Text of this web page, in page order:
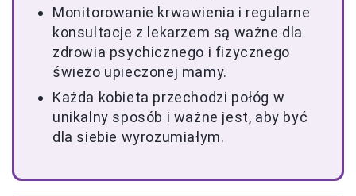
Monitorowanie krwawienia i regularne
konsultacje z lekarzem są ważne dla
zdrowia psychicznego i fizycznego
świeżo upieczonej mamy.
Każda kobieta przechodzi połóg w
unikalny sposób i ważne jest, aby być
dla siebie wyrozumiałym.